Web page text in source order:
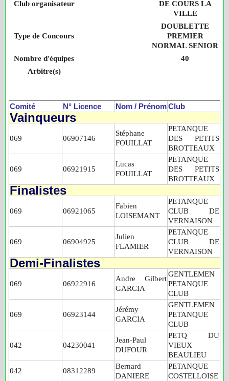
Club organisateur
DE COURS LA
VILLE
Type de Concours
DOUBLETTE
PREMIER
NORMAL SENIOR
Nombre d'équipes
40
Arbitre(s)
Comité N° Licence Nom / PrénomClub
Vainqueurs
069 06907146
Stéphane
FOUILLAT
PETANQUE
DES PETITS
BROTTEAUX
069 06921915
Lucas
FOUILLAT
PETANQUE
DES PETITS
BROTTEAUX
Finalistes
069 06921065
Fabien
LOISEMANT
PETANQUE
CLUB DE
VERNAISON
069 06904925
Julien
FLAMIER
PETANQUE
CLUB DE
VERNAISON
Demi-Finalistes
069 06922916
Andre Gilbert
GARCIA
GENTLEMEN
PETANQUE
CLUB
069 06923144
Jérémy
GARCIA
GENTLEMEN
PETANQUE
CLUB
042 04230041
Jean-Paul
DUFOUR
PETQ DU
VIEUX
BEAULIEU
042
08312289
Bernard
DANIERE
PETANQUE
COSTELLOISE